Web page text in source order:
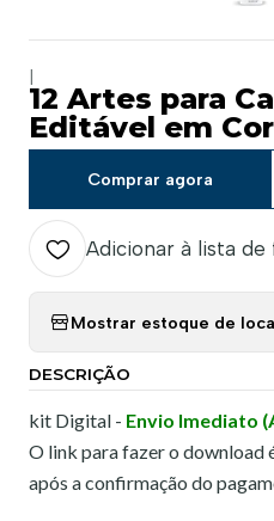
12 Artes para
Editável em
Comprar agora
Adicionar à lista de
Mostrar estoque de
DESCRIÇÃO
kit Digital - Envio Imediato
O link para fazer o download
após a confirmação do